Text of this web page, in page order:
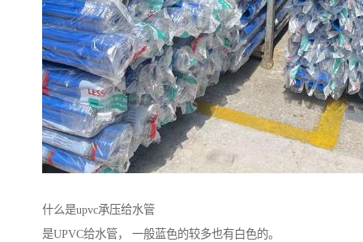
什么是upvc承压给水管
是UPVC给水管， 一般蓝色的较多也有白色的。